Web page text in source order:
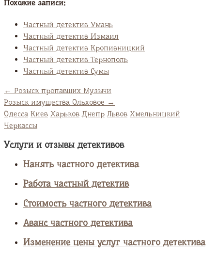
Похожие записи:
Частный детектив Умань
Частный детектив Измаил
Частный детектив Кропивницкий
Частный детектив Тернополь
Частный детектив Сумы
← Розыск пропавших Музычи
Розыск имущества Ольховое →
Одесса Киев Харьков Днепр Львов Хмельницкий
Черкассы
Услуги и отзывы детективов
Нанять частного детектива
Работа частный детектив
Стоимость частного детектива
Аванс частного детектива
Изменение цены услуг частного детектива